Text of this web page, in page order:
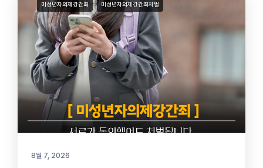
미성년자의제강간죄 미성년자의제강간죄처벌
8월 7, 2026